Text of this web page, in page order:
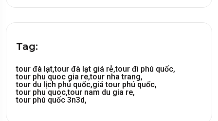
Tag:
tour đà lạt,tour đà lạt giá rẻ,tour đi phú quốc,
tour phu quoc gia re,tour nha trang,
tour du lịch phú quốc,giá tour phú quốc,
tour phu quoc,tour nam du gia re,
tour phú quốc 3n3d,